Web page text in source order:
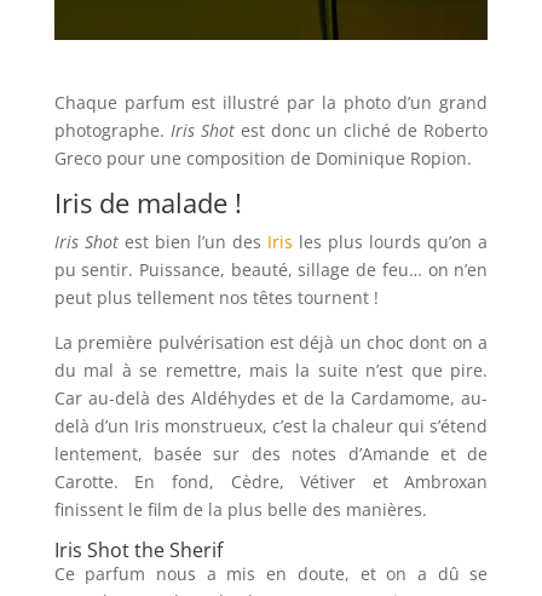
Chaque parfum est illustré par la photo d’un grand
photographe. Iris Shotest donc un cliché de Roberto
Greco pour une composition de Dominique Ropion.
Iris de malade !
Iris Shotest bien l’un des Iris les plus lourds qu’on a
pu sentir. Puissance, beauté, sillage de feu… on n’en
peut plus tellement nos têtes tournent !
La première pulvérisation est déjà un choc dont on a
du mal à se remettre, mais la suite n’est que pire.
Car au-delà des Aldéhydes et de la Cardamome, au-
delà d’un Iris monstrueux, c’est la chaleur qui s’étend
lentement, basée sur des notes d’Amande et de
Carotte. En fond, Cèdre, Vétiver et Ambroxan
finissent le film de la plus belle des manières.
Iris Shot the Sherif
Ce parfum nous a mis en doute, et on a dû se